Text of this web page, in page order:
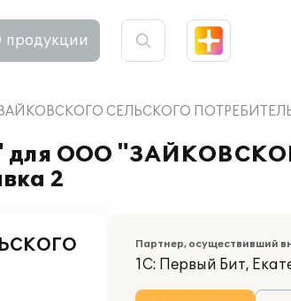
продукции
"ЗАЙКОВСКОГО СЕЛЬСКОГО
для ООО
2
Партнер, осуществивший
1С: Первый Бит,